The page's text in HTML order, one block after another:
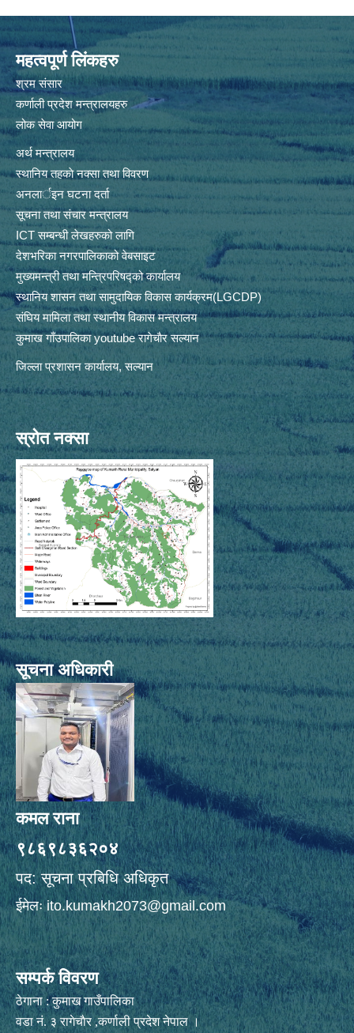
महत्वपूर्ण लिंकहरु
श्रम संसार
कर्णाली प्रदेश मन्त्रालयहरु
लोक सेवा आयोग
अर्थ मन्त्रालय
स्थानिय तहकाे नक्सा तथा विवरण
अनलार्इन घटना दर्ता
सूचना तथा संचार मन्त्रालय
ICT सम्बन्धी लेखहरुको लागि
देशभरिका नगरपालिकाको वेबसाइट
मुख्यमन्त्री तथा मन्त्रिपरिषद्को कार्यालय
स्थानिय शासन तथा सामुदायिक विकास कार्यक्रम(LGCDP)
संघिय मामिला तथा स्थानीय विकास मन्त्रालय
कुमाख गाँउपालिका youtube रागेचाैर सल्यान
जिल्ला प्रशासन कार्यालय, सल्यान
स्रोत नक्सा
सूचना अधिकारी
कमल राना
९८६९८३६२०४
पद: सूचना प्रबिधि अधिकृत
ईमेलःito.kumakh2073@gmail.com
सम्पर्क विवरण
ठेगाना : कुमाख गाउँपालिका
वडा नं. ३ रागेचाैर ,कर्णाली प्रदेश नेपाल ।